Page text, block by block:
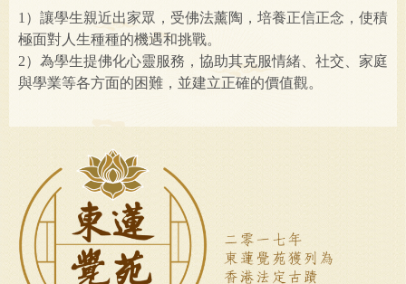
1）讓學生親近出家眾，受佛法薰陶，培養正信正念，使積
極面對人生種種的機遇和挑戰。
2）為學生提佛化心靈服務，協助其克服情緒、社交、家庭
與學業等各方面的困難，並建立正確的價值觀。